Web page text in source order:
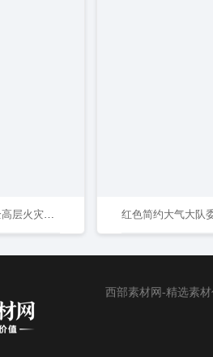
红色金色卡通创意消防安全高层火灾逃生指南手机文案海报消防安全 红色简约大气大队
西部素材网-精选素